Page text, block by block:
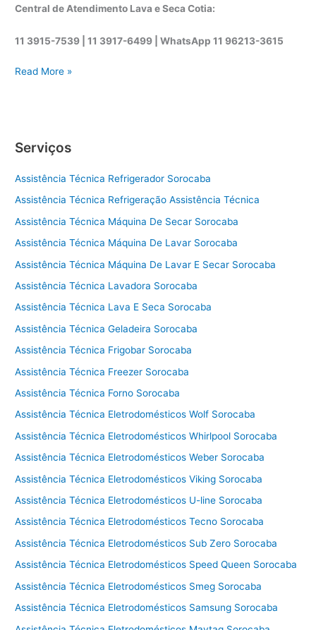
Central de Atendimento Lava e Seca Cotia:
11 3915-7539 | 11 3917-6499 |WhatsApp11 96213-3615
A
t
n
c
a
t
n
i
a
l
a
e
e
c
a
o
t
Read More »
Serviços
Assistência Técnica Refrigerador Sorocaba
Assistência Técnica Refrigeração Assistência Técnica
Assistência Técnica Máquina De Secar Sorocaba
Assistência Técnica Máquina De Lavar Sorocaba
Assistência Técnica Máquina De Lavar E Secar Sorocaba
Assistência Técnica Lavadora Sorocaba
Assistência Técnica Lava E Seca Sorocaba
Assistência Técnica Geladeira Sorocaba
Assistência Técnica Frigobar Sorocaba
Assistência Técnica Freezer Sorocaba
Assistência Técnica Forno Sorocaba
Assistência Técnica Eletrodomésticos Wolf Sorocaba
Assistência Técnica Eletrodomésticos Whirlpool Sorocaba
Assistência Técnica Eletrodomésticos Weber Sorocaba
Assistência Técnica Eletrodomésticos Viking Sorocaba
Assistência Técnica Eletrodomésticos U-line Sorocaba
Assistência Técnica Eletrodomésticos Tecno Sorocaba
Assistência Técnica Eletrodomésticos Sub Zero Sorocaba
Assistência Técnica Eletrodomésticos Speed Queen Sorocaba
Assistência Técnica Eletrodomésticos Smeg Sorocaba
Assistência Técnica Eletrodomésticos Samsung Sorocaba